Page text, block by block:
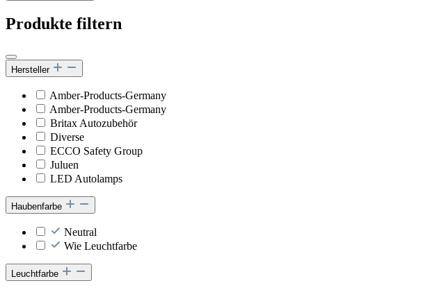
Produkte filtern
Hersteller
Amber-Products-Germany
Amber-Products-Germany
Britax Autozubehör
Diverse
ECCO Safety Group
Juluen
LED Autolamps
Haubenfarbe
Neutral
Wie Leuchtfarbe
Leuchtfarbe